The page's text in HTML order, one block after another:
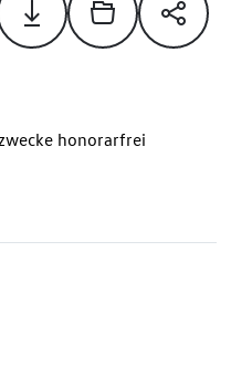
honorarfrei